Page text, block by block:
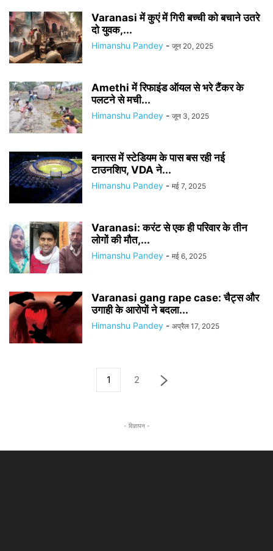
Varanasi में कुएं में गिरी बच्ची को बचाने उतरे
दो युवक,...
Himanshu Pandey - जून 20, 2025
Amethi में रिफाइंड ऑयल से भरे टैंकर के
पलटने से मची...
Himanshu Pandey - जून 3, 2025
बनारस में स्टेडियम के पास बस रही नई
टाउनशिप, VDA ने...
Himanshu Pandey - मई 7, 2025
Varanasi: करंट से एक ही परिवार के तीन
लोगों की मौत,...
Himanshu Pandey - मई 6, 2025
Varanasi gang rape case: चैट्स और
उगाही के आरोपों ने बदला...
Himanshu Pandey - अप्रैल 17, 2025
1 2
- विज्ञापन -